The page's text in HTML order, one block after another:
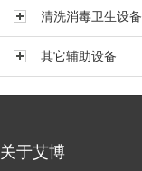
清洗消毒卫生设备
其它辅助设备
关于艾博